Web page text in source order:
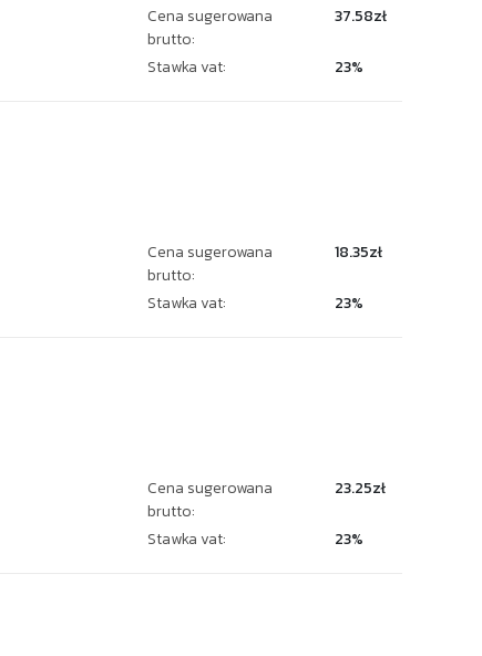
Cena sugerowana
brutto:
37.58zł
Stawka vat: 23%
Cena sugerowana
brutto:
18.35zł
Stawka vat: 23%
Cena sugerowana
brutto:
23.25zł
Stawka vat: 23%